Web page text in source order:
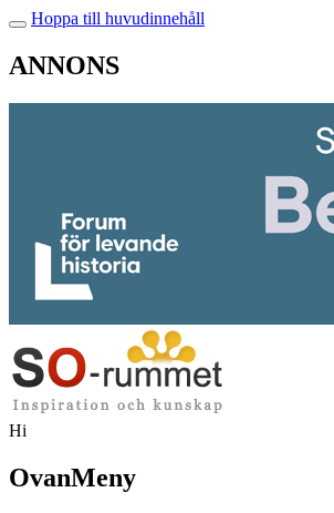
Hoppa till huvudinnehåll
ANNONS
Hi
OvanMeny